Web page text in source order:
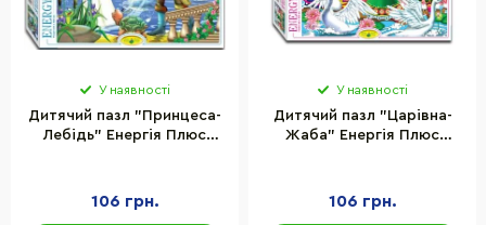
У наявності
Дитячий пазл "Принцеса-
Лебідь" Енергія Плюс
106 грн.
У наявності
Дитячий пазл "Царівна-
Жаба" Енергія Плюс
106 грн.